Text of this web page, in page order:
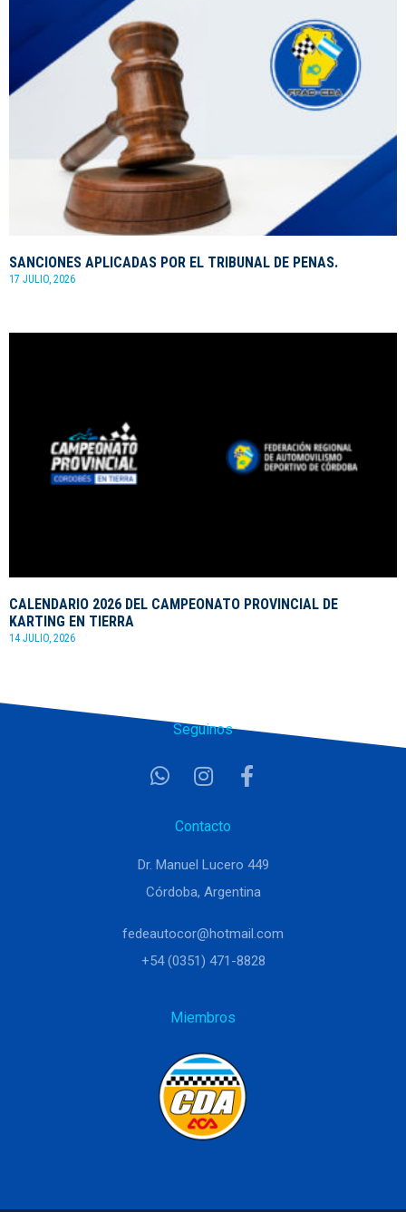
SANCIONES APLICADAS POR EL TRIBUNAL DE PENAS.
17 JULIO, 2026
CALENDARIO 2026 DEL CAMPEONATO PROVINCIAL DE
KARTING EN TIERRA
14 JULIO, 2026
Seguinos
Contacto
Dr. Manuel Lucero 449
Córdoba, Argentina
fedeautocor@hotmail.com
+54 (0351) 471-8828
Miembros